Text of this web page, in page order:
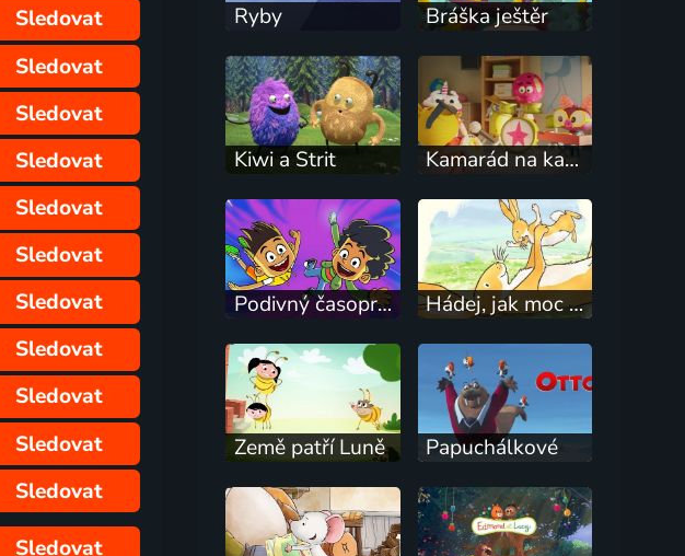
Sledovat
Sledovat
Sledovat
Sledovat
Sledovat
Sledovat
Sledovat
Sledovat
Sledovat
Sledovat
Sledovat
Sledovat
Ryby Bráška ještěr
Kiwi a Strit Kamarád na každý pád
Podivný časoprostor Sammyho a Rádže Hádej, jak moc tě mám rád
Země patří Luně Papuchálkové